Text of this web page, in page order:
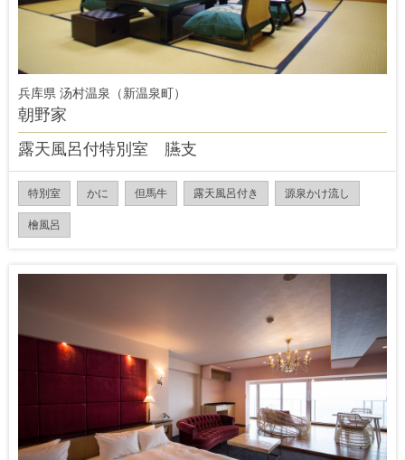
兵库県 汤村温泉（新温泉町）
朝野家
露天風呂付特別室 臙支
特別室 かに 但馬牛 露天風呂付き 源泉かけ流し
檜風呂